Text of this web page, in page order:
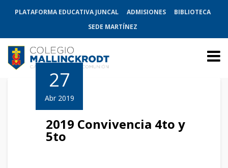
PLATAFORMA EDUCATIVA JUNCAL ADMISIONES
BIBLIOTECA
SEDE MARTÍNEZ
27
Abr 2019
2019 Convivencia 4to y
5to